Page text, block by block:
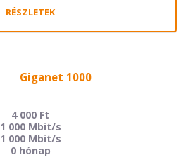
RÉSZLETEK
Giganet 1000
4 000 Ft
1 000 Mbit/s
1 000 Mbit/s
0 hónap